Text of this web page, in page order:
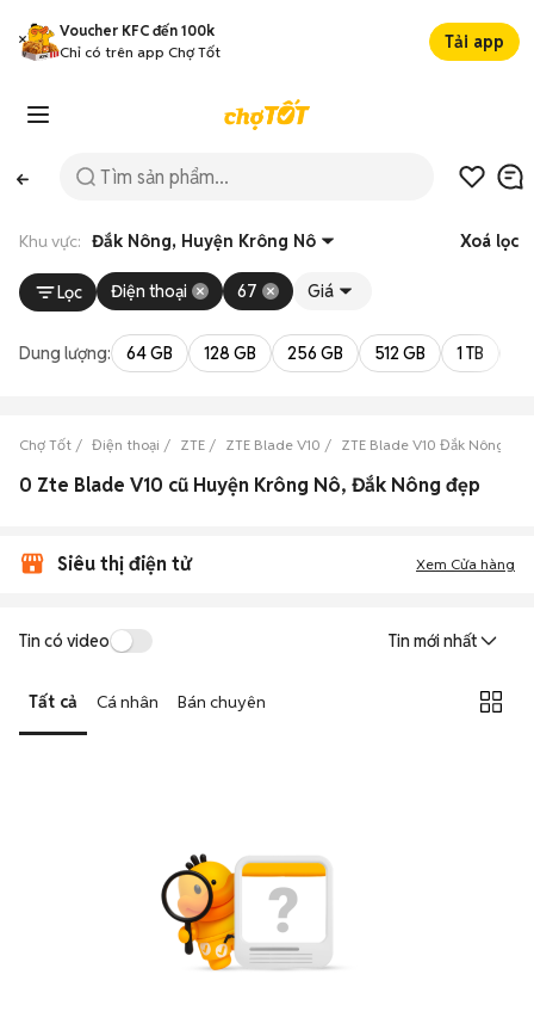
Voucher KFC đến 100k
Chỉ có trên app Chợ Tốt
Tải app
Khu vực: Đắk Nông, Huyện Krông Nô Xoá lọc
Lọc Điện thoại 67 Giá
Dung lượng: 64 GB 128 GB 256 GB 512 GB 1 TB
Chợ Tốt Điện thoại ZTE ZTE Blade V10 ZTE Blade V10 Đắk Nông
0 Zte Blade V10 cũ Huyện Krông Nô, Đắk Nông đẹp
Siêu thị điện tử Xem Cửa hàng
Tin có video Tin mới nhất
Tất cả Cá nhân Bán chuyên